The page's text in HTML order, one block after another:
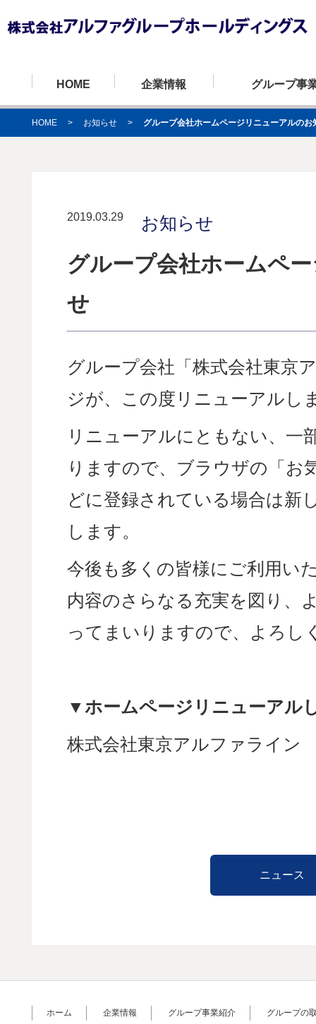
HOME 企業情報 グループ事
株式会社東京アルファライン
HOME > お知らせ > グループ会社ホームページリニューアルのお
2019.03.29 お知らせ
グループ会社ホームペ
せ
グループ会社「株式会社東京
ジが、この度リニューアルし
リニューアルにともない、一
りますので、ブラウザの「お
どに登録されている場合は新
します。
今後も多くの皆様にご利用い
内容のさらなる充実を図り、
ってまいりますので、よろし
▼ホームページリニューアル
株式会社東京アルファライン
ニュース
ホーム 企業情報 グループ事業紹介
グループの